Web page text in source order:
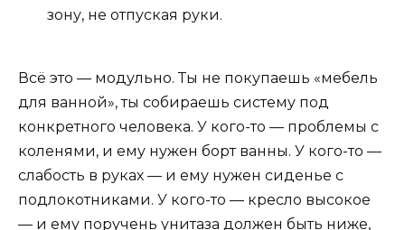
зону, не отпуская руки.
Всё это — модульно. Ты не покупаешь «мебель
для ванной», ты собираешь систему под
конкретного человека. У кого-то — проблемы с
коленями, и ему нужен борт ванны. У кого-то —
слабость в руках — и ему нужен сиденье с
подлокотниками. У кого-то — кресло высокое
— и ему поручень унитаза должен быть ниже,